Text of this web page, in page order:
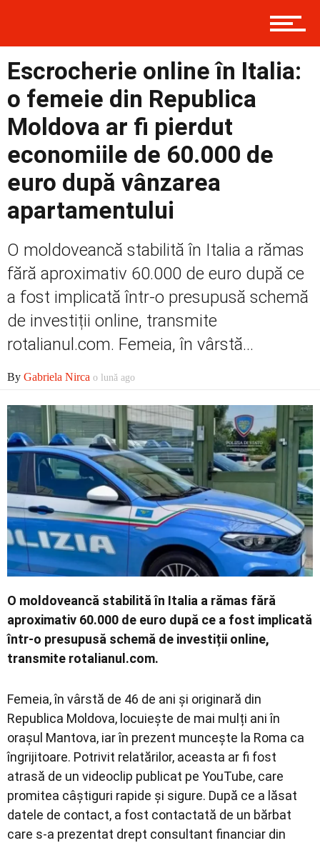
Politică
Externe
Social
Contact
Escrocherie online în Italia:
o femeie din Republica
Moldova ar fi pierdut
economiile de 60.000 de
euro după vânzarea
apartamentului
O moldoveancă stabilită în Italia a rămas
fără aproximativ 60.000 de euro după ce
a fost implicată într-o presupusă schemă
de investiții online, transmite
rotalianul.com. Femeia, în vârstă...
By Gabriela Nirca o lună ago
O moldoveancă stabilită în Italia a rămas fără
aproximativ 60.000 de euro după ce a fost implicată
într-o presupusă schemă de investiții online,
transmite rotalianul.com.
Femeia, în vârstă de 46 de ani și originară din
Republica Moldova, locuiește de mai mulți ani în
orașul Mantova, iar în prezent muncește la Roma ca
îngrijitoare. Potrivit relatărilor, aceasta ar fi fost
atrasă de un videoclip publicat pe YouTube, care
promitea câștiguri rapide și sigure. După ce a lăsat
datele de contact, a fost contactată de un bărbat
care s-a prezentat drept consultant financiar din